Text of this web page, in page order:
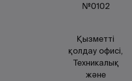
№0102
Қызметті
қолдау офисі,
Техникалық
және